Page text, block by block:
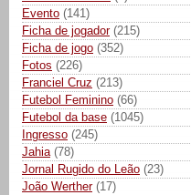
Evento (141)
Ficha de jogador (215)
Ficha de jogo (352)
Fotos (226)
Franciel Cruz (213)
Futebol Feminino (66)
Futebol da base (1045)
Ingresso (245)
Jahia (78)
Jornal Rugido do Leão (23)
João Werther (17)